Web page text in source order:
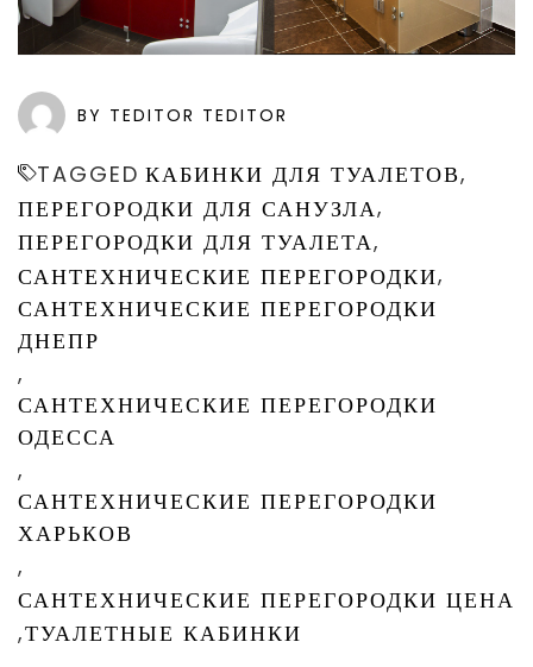
BY TEDITOR TEDITOR
TAGGED КАБИНКИ ДЛЯ ТУАЛЕТОВ,
ПЕРЕГОРОДКИ ДЛЯ САНУЗЛА,
ПЕРЕГОРОДКИ ДЛЯ ТУАЛЕТА,
САНТЕХНИЧЕСКИЕ ПЕРЕГОРОДКИ,
САНТЕХНИЧЕСКИЕ ПЕРЕГОРОДКИ
ДНЕПР
,
САНТЕХНИЧЕСКИЕ ПЕРЕГОРОДКИ
ОДЕССА
,
САНТЕХНИЧЕСКИЕ ПЕРЕГОРОДКИ
ХАРЬКОВ
,
САНТЕХНИЧЕСКИЕ ПЕРЕГОРОДКИ ЦЕНА
,ТУАЛЕТНЫЕ КАБИНКИ